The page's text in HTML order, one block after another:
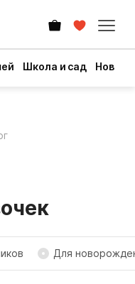
Школа и сад Новый
Для